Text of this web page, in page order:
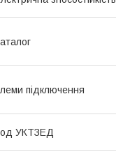
підключення
УКТЗЕД